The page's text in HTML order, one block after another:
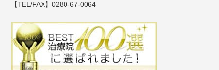
【TEL/FAX】0280-67-0064